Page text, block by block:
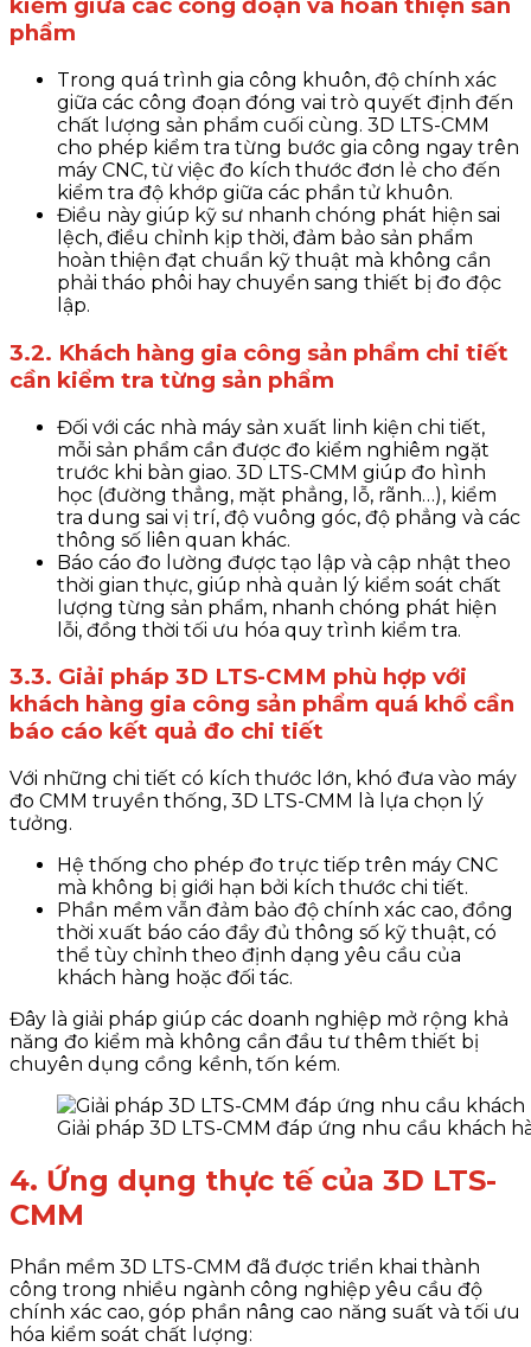
kiểm giữa các công đoạn và hoàn thiện sản
phẩm
Trong quá trình gia công khuôn, độ chính xác
giữa các công đoạn đóng vai trò quyết định đến
chất lượng sản phẩm cuối cùng. 3D LTS-CMM
cho phép kiểm tra từng bước gia công ngay trên
máy CNC, từ việc đo kích thước đơn lẻ cho đến
kiểm tra độ khớp giữa các phần tử khuôn.
Điều này giúp kỹ sư nhanh chóng phát hiện sai
lệch, điều chỉnh kịp thời, đảm bảo sản phẩm
hoàn thiện đạt chuẩn kỹ thuật mà không cần
phải tháo phôi hay chuyển sang thiết bị đo độc
lập.
3.2. Khách hàng gia công sản phẩm chi tiết
cần kiểm tra từng sản phẩm
Đối với các nhà máy sản xuất linh kiện chi tiết,
mỗi sản phẩm cần được đo kiểm nghiêm ngặt
trước khi bàn giao. 3D LTS-CMM giúp đo hình
học (đường thẳng, mặt phẳng, lỗ, rãnh…), kiểm
tra dung sai vị trí, độ vuông góc, độ phẳng và các
thông số liên quan khác.
Báo cáo đo lường được tạo lập và cập nhật theo
thời gian thực, giúp nhà quản lý kiểm soát chất
lượng từng sản phẩm, nhanh chóng phát hiện
lỗi, đồng thời tối ưu hóa quy trình kiểm tra.
3.3. Giải pháp 3D LTS-CMM phù hợp với
khách hàng gia công sản phẩm quá khổ cần
báo cáo kết quả đo chi tiết
Với những chi tiết có kích thước lớn, khó đưa vào máy
đo CMM truyền thống, 3D LTS-CMM là lựa chọn lý
tưởng.
Hệ thống cho phép đo trực tiếp trên máy CNC
mà không bị giới hạn bởi kích thước chi tiết.
Phần mềm vẫn đảm bảo độ chính xác cao, đồng
thời xuất báo cáo đầy đủ thông số kỹ thuật, có
thể tùy chỉnh theo định dạng yêu cầu của
khách hàng hoặc đối tác.
Đây là giải pháp giúp các doanh nghiệp mở rộng khả
năng đo kiểm mà không cần đầu tư thêm thiết bị
chuyên dụng cồng kềnh, tốn kém.
Giải pháp 3D LTS-CMM đáp ứng nhu cầu khách
4. Ứng dụng thực tế của 3D LTS-
CMM
Phần mềm 3D LTS-CMM đã được triển khai thành
công trong nhiều ngành công nghiệp yêu cầu độ
chính xác cao, góp phần nâng cao năng suất và tối ưu
hóa kiểm soát chất lượng: